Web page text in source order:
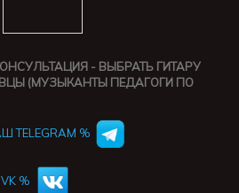
- ВЫБРАТЬ ГИТАРУ
(МУЗЫКАНТЫ ПЕДАГОГИ ПО
%
%